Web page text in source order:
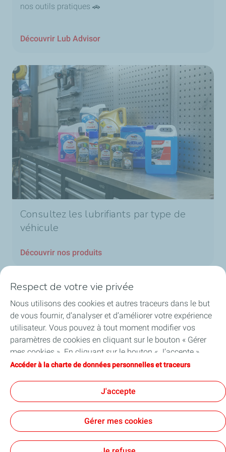
Consultez le catalogue technique des lubrifiants
nos outils pratiques 🚗
Découvrir Lub Advisor
Consultez les lubrifiants par type de
véhicule
Découvrir nos produits
Nos secteurs au Luxembourg
Nos produits
Liens utiles
Nos sites au Luxembourg
Politique de confidentialité
Respect de votre vie privée
Nous utilisons des cookies et autres traceurs dans le but
de vous fournir, d’analyser et d’améliorer votre expérience
utilisateur. Vous pouvez à tout moment modifier vos
paramètres de cookies en cliquant sur le bouton « Gérer
mes cookies ». En cliquant sur le bouton « J’accepte »,
vous acceptez le dépôt de l’ensemble des cookies. Dans le
techniques nécessaires au bon fonctionnement du site
seront utilisés. Pour plus d’informations, vous pouvez
consulter la page « Charte de données personnelles et
traceurs ».
Accéder à la charte de données personnelles et traceurs
J'accepte
Gérer mes cookies